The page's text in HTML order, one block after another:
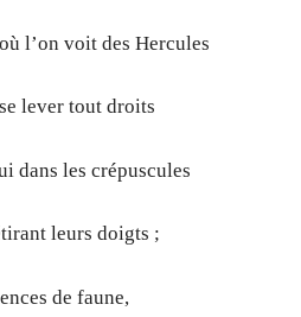
l’on voit des Hercules
lever tout droits
dans les crépuscules
leurs doigts ;
de faune,